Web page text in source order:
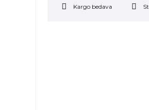
Kargo bedava